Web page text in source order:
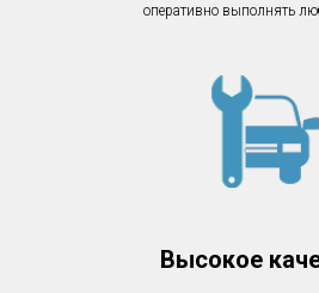
оперативно выполнять
Высокое